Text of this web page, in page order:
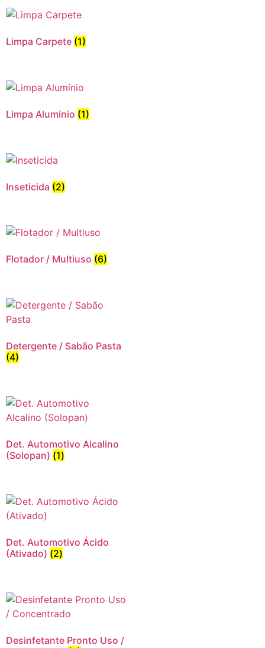
Limpa Carpete (1)
Limpa Alumínio (1)
Inseticida (2)
Flotador / Multiuso (6)
Detergente / Sabão Pasta
(4)
Det. Automotivo Alcalino
(Solopan) (1)
Det. Automotivo Ácido
(Ativado) (2)
Desinfetante Pronto Uso /